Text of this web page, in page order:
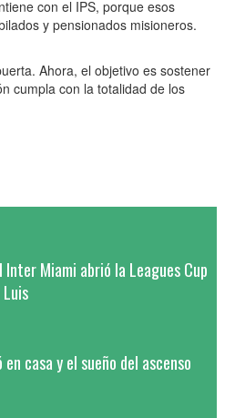
con el IPS, porque esos
y pensionados misioneros.
Ahora, el objetivo es sostener
cumpla con la totalidad de los
Inter Miami abrió la Leagues Cup
casa y el sueño del ascenso